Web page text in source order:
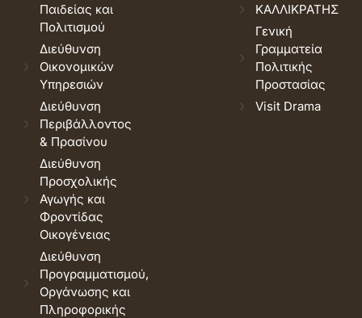
Παιδείας και
Πολιτισμού
Διεύθυνση
Οικονομικών
Υπηρεσιών
Διεύθυνση
Περιβάλλοντος
& Πρασίνου
Διεύθυνση
Προσχολικής
Αγωγής και
Φροντίδας
Οικογένειας
Διεύθυνση
Προγραμματισμού,
Οργάνωσης και
Πληροφορικής
ΚΑΛΛΙΚΡΑΤΗΣ
Γενική
Γραμματεία
Πολιτικής
Προστασίας
Visit Drama